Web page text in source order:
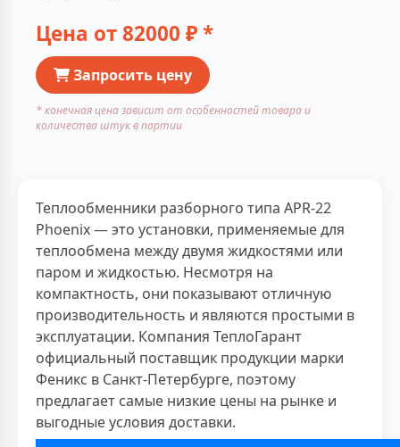
Цена от82000 ₽ *
Запросить цену
* конечная цена зависит от особенностей товара и
количества штук в партии
Теплообменники разборного типа APR-22
Phoenix — это установки, применяемые для
теплообмена между двумя жидкостями или
паром и жидкостью. Несмотря на
компактность, они показывают отличную
производительность и являются простыми в
эксплуатации. Компания ТеплоГарант
официальный поставщик продукции марки
Феникс в Санкт-Петербурге, поэтому
предлагает самые низкие цены на рынке и
выгодные условия доставки.